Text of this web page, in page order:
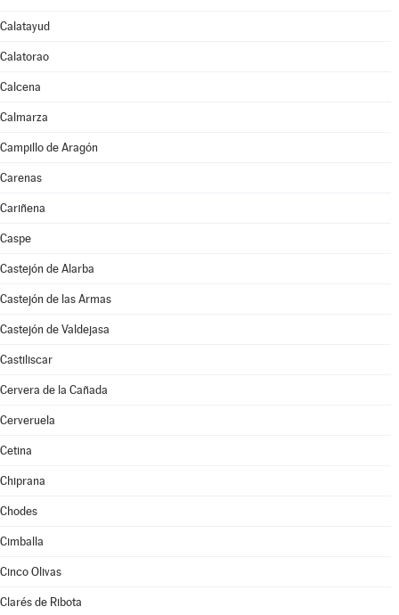
Calatayud
Calatorao
Calcena
Calmarza
Campillo de Aragón
Carenas
Cariñena
Caspe
Castejón de Alarba
Castejón de las Armas
Castejón de Valdejasa
Castiliscar
Cervera de la Cañada
Cerveruela
Cetina
Chiprana
Chodes
Cimballa
Cinco Olivas
Clarés de Ribota